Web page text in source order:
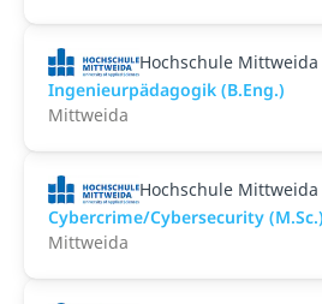
Hochschule Mittweida
Ingenieurpädagogik (B.Eng.)
Mittweida
Hochschule Mittweida
Cybercrime/Cybersecurity (M.Sc.)
Mittweida